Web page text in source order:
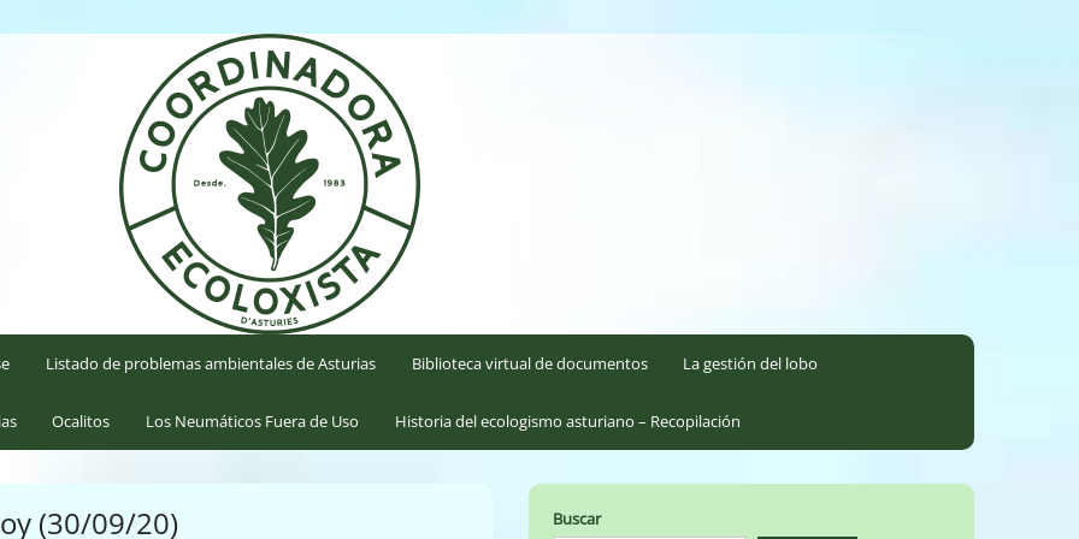
Listado de problemas ambientales de Asturias Biblioteca virtual de documentos La gestión del lobo
Ocalitos Los Neumáticos Fuera de Uso Historia del ecologismo asturiano – Recopilación
(30/09/20) Buscar